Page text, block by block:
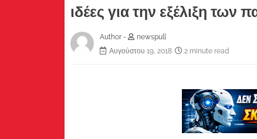
ιδέες για την εξέλιξη των
Author -
newspull
Αυγούστου 19, 2018
2 minute read